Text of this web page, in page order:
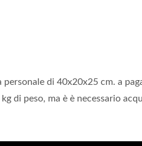
di 40x20x25 cm. a
di peso, ma è è necessario